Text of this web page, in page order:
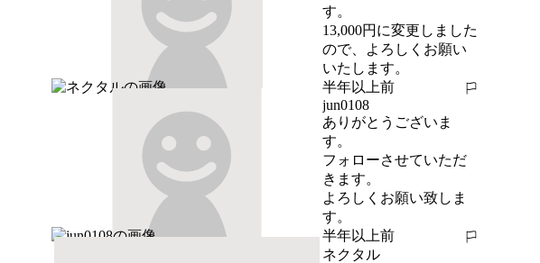
す。
13,000円に変更しました
ので、よろしくお願い
いたします。
半年以上前
報告する
jun0108
ありがとうございま
す。
フォローさせていただ
きます。
よろしくお願い致しま
す。
半年以上前
報告する
ネクタル